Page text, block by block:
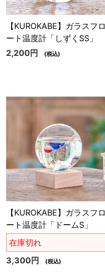
【KUROKABE】ガラスフロ
ート温度計「しずくSS」
2,200円
(税込)
【KUROKABE】ガラスフロ
ート温度計「ドームS」
在庫切れ
3,300円
(税込)